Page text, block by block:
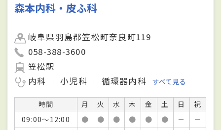
森本内科・皮ふ科
岐阜県羽島郡笠松町奈良町119
058-388-3600
笠松駅
内科
小児科 循環器内科 すべて見る
時間 月 火 水 木 金 土 日
祝
09:00～12:00
● ● ● ● ● ● －
－